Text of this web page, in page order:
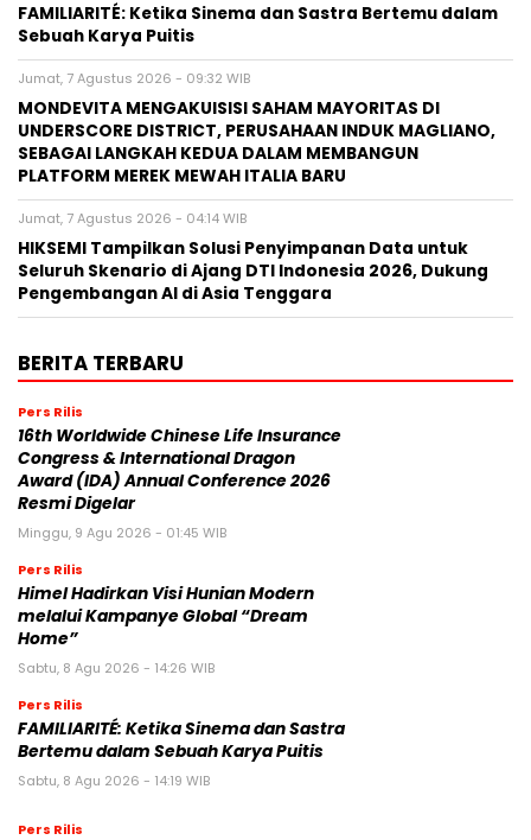
FAMILIARITÉ: Ketika Sinema dan Sastra Bertemu dalam
Sebuah Karya Puitis
Jumat, 7 Agustus 2026 - 09:32 WIB
MONDEVITA MENGAKUISISI SAHAM MAYORITAS DI
UNDERSCORE DISTRICT, PERUSAHAAN INDUK MAGLIANO,
SEBAGAI LANGKAH KEDUA DALAM MEMBANGUN
PLATFORM MEREK MEWAH ITALIA BARU
Jumat, 7 Agustus 2026 - 04:14 WIB
HIKSEMI Tampilkan Solusi Penyimpanan Data untuk
Seluruh Skenario di Ajang DTI Indonesia 2026, Dukung
Pengembangan AI di Asia Tenggara
BERITA TERBARU
Pers Rilis
16th Worldwide Chinese Life Insurance
Congress & International Dragon
Award (IDA) Annual Conference 2026
Resmi Digelar
Minggu, 9 Agu 2026 - 01:45 WIB
Pers Rilis
Himel Hadirkan Visi Hunian Modern
melalui Kampanye Global “Dream
Home”
Sabtu, 8 Agu 2026 - 14:26 WIB
Pers Rilis
FAMILIARITÉ: Ketika Sinema dan Sastra
Bertemu dalam Sebuah Karya Puitis
Sabtu, 8 Agu 2026 - 14:19 WIB
Pers Rilis